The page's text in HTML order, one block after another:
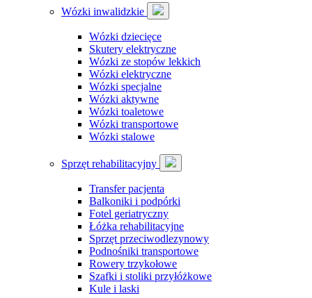
Wózki inwalidzkie
Wózki dziecięce
Skutery elektryczne
Wózki ze stopów lekkich
Wózki elektryczne
Wózki specjalne
Wózki aktywne
Wózki toaletowe
Wózki transportowe
Wózki stalowe
Sprzęt rehabilitacyjny
Transfer pacjenta
Balkoniki i podpórki
Fotel geriatryczny
Łóżka rehabilitacyjne
Sprzęt przeciwodlezynowy
Podnośniki transportowe
Rowery trzykołowe
Szafki i stoliki przyłóżkowe
Kule i laski